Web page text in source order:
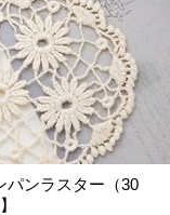
パンラスター（30